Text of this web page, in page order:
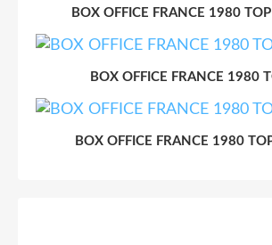
BOX OFFICE FRANCE 1980
BOX OFFICE FRANCE 1980
BOX OFFICE FRANCE 1980